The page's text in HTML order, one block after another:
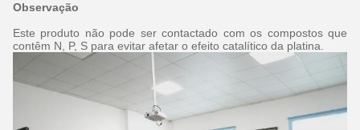
Observação
Este produto não pode ser contactado com os compostos que
contêm N, P, S para evitar afetar o efeito catalítico da platina.